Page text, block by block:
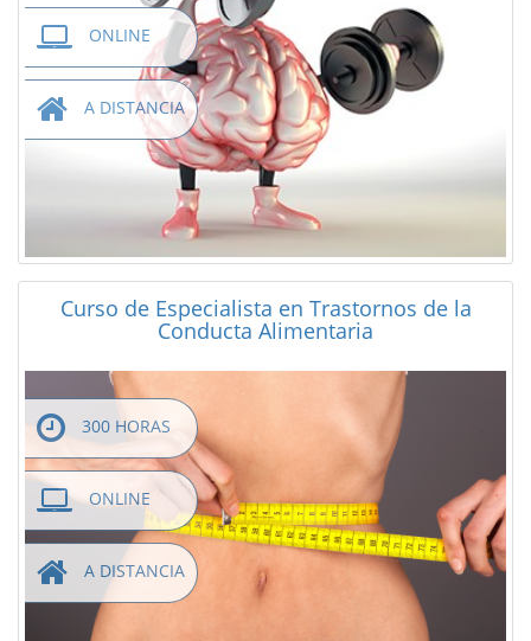
ONLINE
A DISTANCIA
Curso de Especialista en Trastornos de la
Conducta Alimentaria
300 HORAS
ONLINE
A DISTANCIA